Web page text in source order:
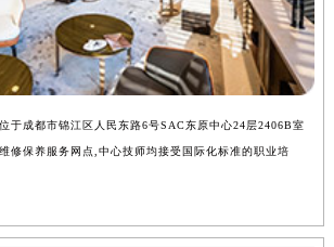
于成都市锦江区人民东路6号SAC东原中心24层2406B室
修保养服务网点,中心技师均接受国际化标准的职业培